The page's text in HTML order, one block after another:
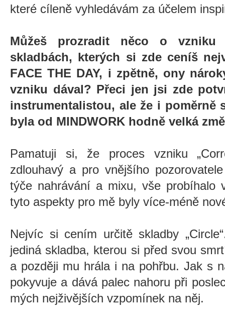
které cíleně vyhledávám za účelem
Můžeš prozradit něco o vzniku
skladbách, kterých si zde ceníš
FACE THE DAY, i zpětně, ony
vzniku dával? Přeci jen jsi zde
instrumentalistou, ale že i poměrně
byla od MINDWORK hodně velká
Pamatuji si, že proces vzniku „
zdlouhavý a pro vnějšího
týče nahrávání a mixu, vše probíhalo
tyto aspekty pro mě byly více-méně
Nejvíc si cením určitě skladby „Circle“
jediná skladba, kterou si před svou
a později mu hrála i na pohřbu. Jak s
pokyvuje a dává palec nahoru při
mých nejživějších vzpomínek na něj.